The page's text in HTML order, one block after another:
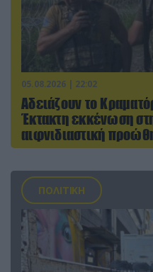
05.08.2026 | 22:02
Αδειάζουν το
Έκτακτη εκκένωση
αιφνιδιαστική
ΠΟΛΙΤΙΚΗ